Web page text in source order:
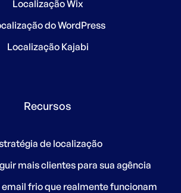
Localização Wix
do WordPress
Localização Kajabi
Recursos
de localização
mais clientes para sua agência
email frio que realmente funcionam